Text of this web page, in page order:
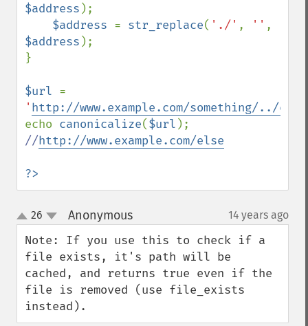
$address );
$address = str_replace( './' , ''
$address );
}
$url
' http://www.example.com/something/../else
echo canonicalize($url
//http://www.example.com/else
?>
up
down
26 Anonymous¶ 14 years ago
Note: If you use this to check if a
file exists, it's path will be
cached, and returns true even if the
file is removed (use file_exists
instead).